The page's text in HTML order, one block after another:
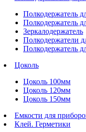
Полкодержатель
Полкодержатель
Зеркалодержатель
Полкодержатели
Полкодержатель
Цоколь
Цоколь 100мм
Цоколь 120мм
Цоколь 150мм
Емкости для
Клей. Герметики